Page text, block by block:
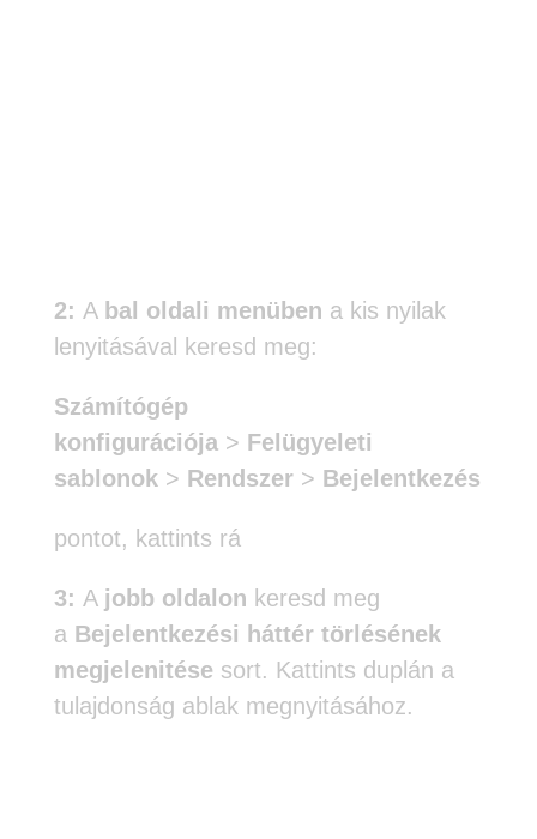
2: A bal oldali menüben a kis nyilak
lenyitásával keresd meg:
Számítógép
konfigurációja> Felügyeleti
sablonok> Rendszer> Bejelentkezés
pontot, kattints rá
3: A jobb oldalon keresd meg
a Bejelentkezési háttér törlésének
megjelenitése sort. Kattints duplán a
tulajdonság ablak megnyitásához.